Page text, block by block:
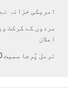
امریکی خزانہ
اعلان
نرمل پُرجا سمیت 10 کوہ پیما براڈ پیک پر لاپتہ